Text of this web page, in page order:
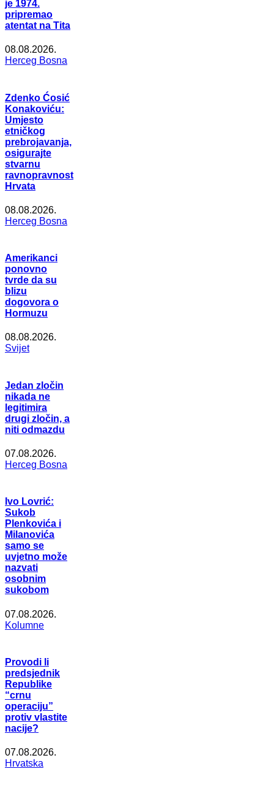
je 1974.
pripremao
atentat na Tita
08.08.2026.
Herceg Bosna
Zdenko Ćosić
Konakoviću:
Umjesto
etničkog
prebrojavanja,
osigurajte
stvarnu
ravnopravnost
Hrvata
08.08.2026.
Herceg Bosna
Amerikanci
ponovno
tvrde da su
blizu
dogovora o
Hormuzu
08.08.2026.
Svijet
Jedan zločin
nikada ne
legitimira
drugi zločin, a
niti odmazdu
07.08.2026.
Herceg Bosna
Ivo Lovrić:
Sukob
Plenkovića i
Milanovića
samo se
uvjetno može
nazvati
osobnim
sukobom
07.08.2026.
Kolumne
Provodi li
predsjednik
Republike
“crnu
operaciju”
protiv vlastite
nacije?
07.08.2026.
Hrvatska